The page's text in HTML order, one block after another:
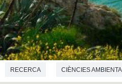
RECERCA CIÈNCIES